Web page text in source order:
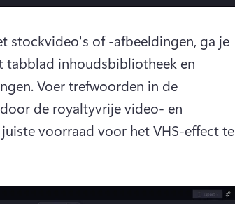
stockvideo's of -afbeeldingen, ga je
tabblad inhoudsbibliotheek en
Voer trefwoorden in de
de royaltyvrije video- en
voorraad voor het VHS-effect te